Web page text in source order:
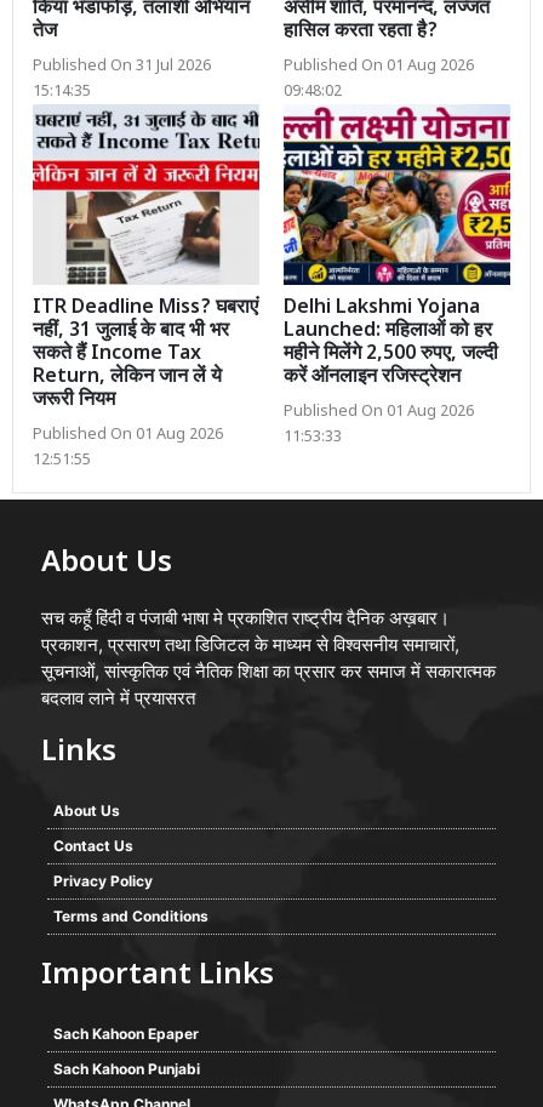
किया भंडाफोड़, तलाशी अभियान
तेज
Published On 31 Jul 2026
15:14:35
असीम शांति, परमानन्द, लज्जत
हासिल करता रहता है?
Published On 01 Aug 2026
09:48:02
ITR Deadline Miss? घबराएं
नहीं, 31 जुलाई के बाद भी भर
सकते हैं Income Tax
Return, लेकिन जान लें ये
जरूरी नियम
Published On 01 Aug 2026
12:51:55
Delhi Lakshmi Yojana
Launched: महिलाओं को हर
महीने मिलेंगे 2,500 रुपए, जल्दी
करें ऑनलाइन रजिस्ट्रेशन
Published On 01 Aug 2026
11:53:33
About Us
सच कहूँ हिंदी व पंजाबी भाषा मे प्रकाशित राष्ट्रीय दैनिक अख़बार।
प्रकाशन, प्रसारण तथा डिजिटल के माध्यम से विश्वसनीय समाचारों,
सूचनाओं, सांस्कृतिक एवं नैतिक शिक्षा का प्रसार कर समाज में सकारात्मक
बदलाव लाने में प्रयासरत
Links
About Us
Contact Us
Privacy Policy
Terms and Conditions
Important Links
Sach Kahoon Epaper
Sach Kahoon Punjabi